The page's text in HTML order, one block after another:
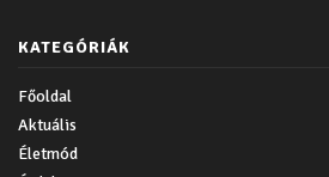
KATEGÓRIÁK
Főoldal
Aktuális
Életmód